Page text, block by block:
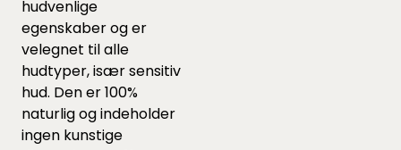
hudvenlige
egenskaber og er
velegnet til alle
hudtyper, især sensitiv
hud. Den er 100%
naturlig og indeholder
ingen kunstige